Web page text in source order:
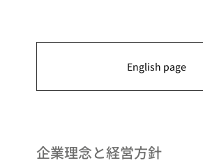
English page
企業理念と経営方針